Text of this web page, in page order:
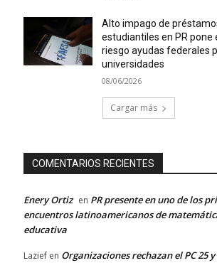
Alto impago de
estudiantiles en PR pone
riesgo ayudas federales
universidades
08/06/2026
Cargar más
COMENTARIOS RECIENTES
Enery Ortiz en PR presente en uno de los
encuentros latinoamericanos de
educativa
Lazief en Organizaciones rechazan el PC 25